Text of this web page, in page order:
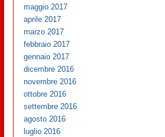
maggio 2017
aprile 2017
marzo 2017
febbraio 2017
gennaio 2017
dicembre 2016
novembre 2016
ottobre 2016
settembre 2016
agosto 2016
luglio 2016